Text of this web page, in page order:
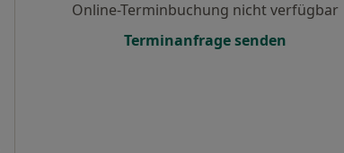
Online-Terminbuchung nicht verfügbar
Terminanfrage senden